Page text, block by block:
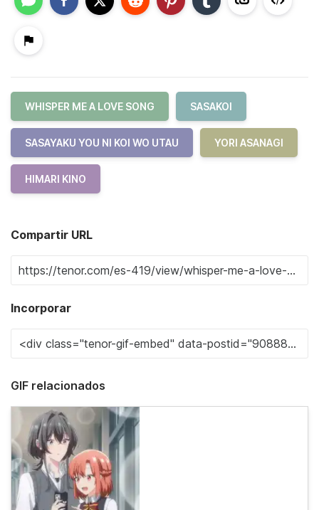
WHISPER ME A LOVE SONG SASAKOI
SASAYAKU YOU NI KOI WO UTAU YORI ASANAGI
HIMARI KINO
Compartir URL
Incorporar
GIF relacionados